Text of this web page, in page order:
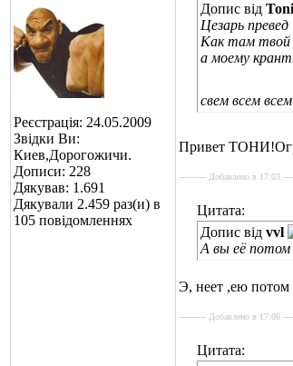
Реєстрація: 24.05.2009
Звідки Ви:
Киев,Дорогожичи.
Дописи: 228
Дякував: 1.691
Дякували 2.459 раз(и) в
105 повідомленнях
Допис від Toni
Цезарь превед
Как там твой
а моему
свем всем
Привет
---------- Добавлено в 17:03
Цитата:
Допис від vvl
А вы её потом
Э, неет ,ею потом
---------- Добавлено в 17:06
Цитата: